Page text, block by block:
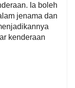
Ia boleh
jenama dan
kenderaan